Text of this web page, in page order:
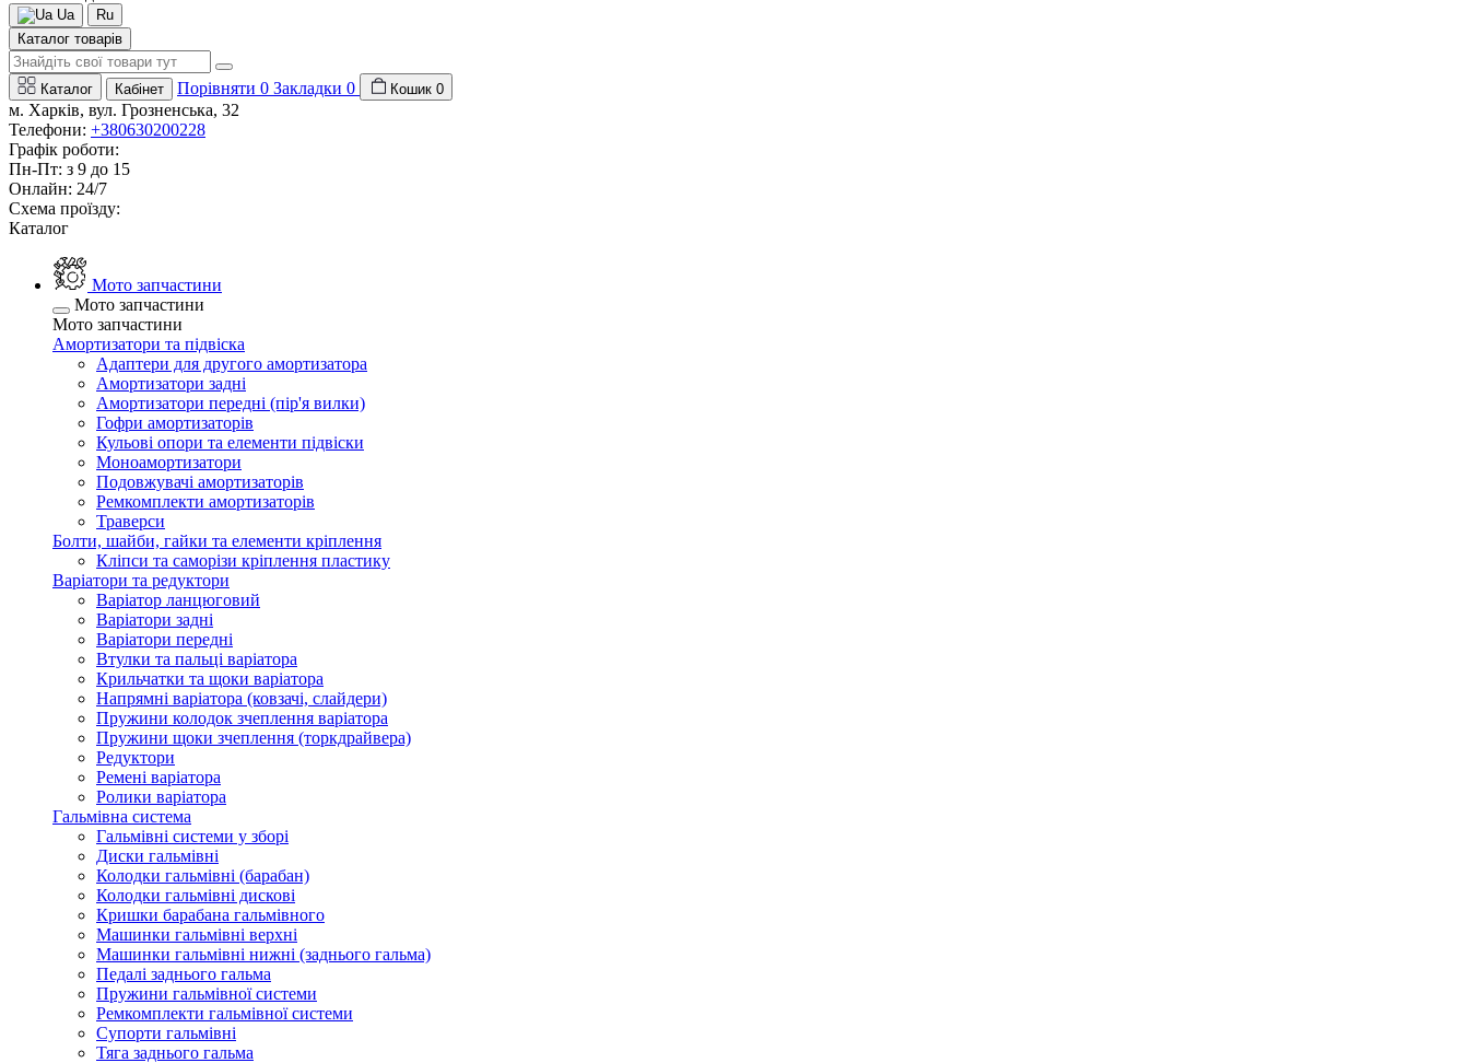
Ua
Ru
Каталог товарів
Каталог Кабінет Порівняти 0 Закладки 0 Кошик 0
м. Харків, вул. Грозненська, 32
Телефони: +380630200228
Графік роботи:
Пн-Пт: з 9 до 15
Онлайн: 24/7
Схема проїзду:
Каталог
Мото запчастини
Мото запчастини
Мото запчастини
Амортизатори та підвіска
Адаптери для другого амортизатора
Амортизатори задні
Амортизатори передні (пір'я вилки)
Гофри амортизаторів
Кульові опори та елементи підвіски
Моноамортизатори
Подовжувачі амортизаторів
Ремкомплекти амортизаторів
Траверси
Болти, шайби, гайки та елементи кріплення
Кліпси та саморізи кріплення пластику
Варіатори та редуктори
Варіатор ланцюговий
Варіатори задні
Варіатори передні
Втулки та пальці варіатора
Крильчатки та щоки варіатора
Напрямні варіатора (ковзачі, слайдери)
Пружини колодок зчеплення варіатора
Пружини щоки зчеплення (торкдрайвера)
Редуктори
Ремені варіатора
Ролики варіатора
Гальмівна система
Гальмівні системи у зборі
Диски гальмівні
Колодки гальмівні (барабан)
Колодки гальмівні дискові
Кришки барабана гальмівного
Машинки гальмівні верхні
Машинки гальмівні нижні (заднього гальма)
Педалі заднього гальма
Пружини гальмівної системи
Ремкомплекти гальмівної системи
Супорти гальмівні
Тяга заднього гальма